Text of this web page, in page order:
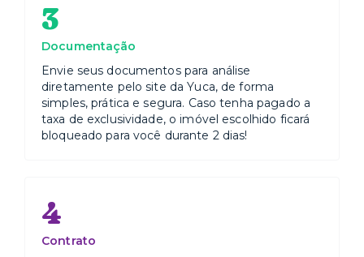
3
Documentação
Envie seus documentos para análise
diretamente pelo site da Yuca, de forma
simples, prática e segura. Caso tenha pagado a
taxa de exclusividade, o imóvel escolhido ficará
bloqueado para você durante 2 dias!
4
Contrato